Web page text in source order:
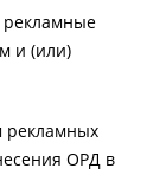
рекламные
и (или)
рекламных
ОРД в